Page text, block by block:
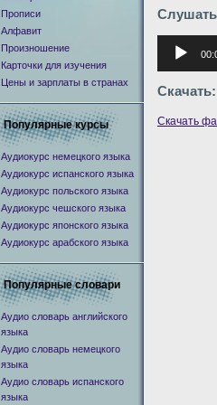
Аудиоплеер
Скачать:
Скачать
Прописи
Алфавит
Произношение
Карточки для изучения
Цены и зарплаты в странах
Популярные курсы
Аудиокурс немецкого языка
Аудиокурс испанского языка
Аудиокурс польского языка
Аудиокурс чешского языка
Аудиокурс японского языка
Аудиокурс арабского языка
Популярные словари
Аудио словарь английского
языка
Аудио словарь немецкого
языка
Аудио словарь испанского
языка